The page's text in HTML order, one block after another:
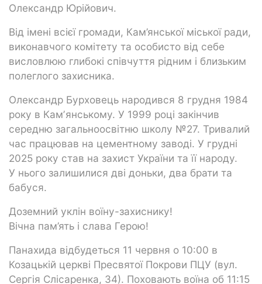
Олександр Юрійович.
Від імені всієї громади, Кам’янської міської ради,
виконавчого комітету та особисто від себе
висловлюю глибокі співчуття рідним і близьким
полеглого захисника.
Олександр Бурховець народився 8 грудня 1984
року в Камʼянському. У 1999 році закінчив
середню загальноосвітню школу №27. Тривалий
час працював на цементному заводі. У грудні
2025 року став на захист України та її народу.
У нього залишилися дві доньки, два брати та
бабуся.
Доземний уклін воїну-захиснику!
Вічна пам’ять і слава Герою!
Панахида відбудеться 11 червня о 10:00 в
Козацькій церкві Пресвятої Покрови ПЦУ (вул.
Сергія Слісаренка, 34). Поховають воїна об 11:15